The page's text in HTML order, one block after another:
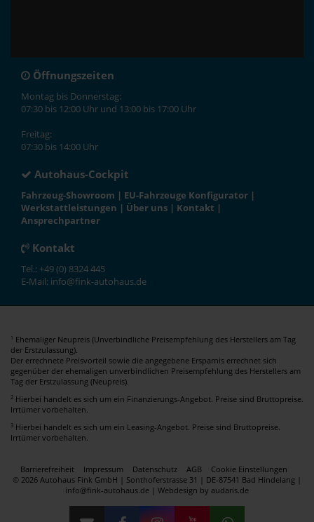
Öffnungszeiten
Montag bis Donnerstag:
07:30 bis 12:00 Uhr und 13:00 bis 17:00 Uhr
Freitag:
07:30 bis 14:00 Uhr
Autohaus-Cockpit
Fahrzeug-Showroom | EU-Fahrzeuge Konfigurator |
Werkstattleistungen | Über uns | Kontakt |
Ansprechpartner
Kontakt
Tel.: +49 (0) 8324 445
E-Mail: info@fink-autohaus.de
1 Ehemaliger Neupreis (Unverbindliche Preisempfehlung des Herstellers am Tag
der Erstzulassung).
Der errechnete Preisvorteil sowie die angegebene Ersparnis errechnet sich
gegenüber der ehemaligen unverbindlichen Preisempfehlung des Herstellers am
Tag der Erstzulassung (Neupreis).
2 Hierbei handelt es sich um ein Finanzierungs-Angebot. Preise sind Bruttopreise.
Irrtümer vorbehalten.
3 Hierbei handelt es sich um ein Leasing-Angebot. Preise sind Bruttopreise.
Irrtümer vorbehalten.
Barrierefreiheit Impressum Datenschutz AGB
Cookie Einstellungen
© 2026 Autohaus Fink GmbH | Sonthoferstrasse 31 | DE-87541 Bad Hindelang |
info@fink-autohaus.de | Webdesign by audaris.de